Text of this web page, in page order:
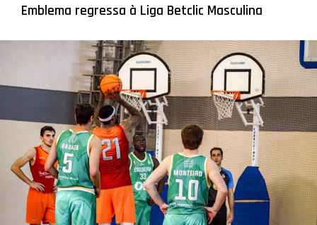
Emblema regressa à Liga Betclic Masculina